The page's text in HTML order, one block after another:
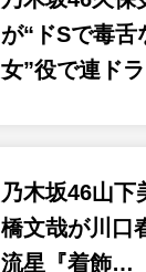
が“ドSで毒舌
女”役で連ド
乃木坂46山下
橋文哉が川口
流星『着飾…